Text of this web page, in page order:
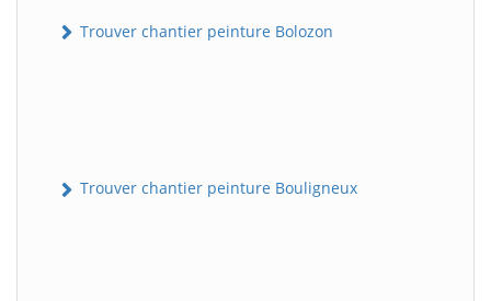
Trouver chantier peinture Bolozon
Trouver chantier peinture Bouligneux